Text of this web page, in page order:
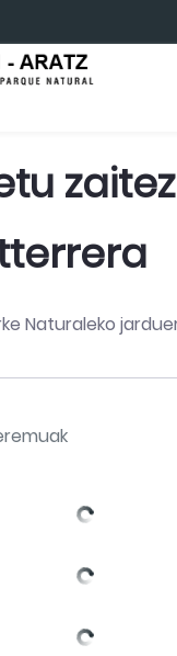
Naturaleko